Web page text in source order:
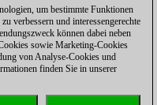
um bestimmte Funktionen
verbessern und interessengerechte
können dabei neben
sowie Marketing-Cookies
von Analyse-Cookies und
finden Sie in unserer